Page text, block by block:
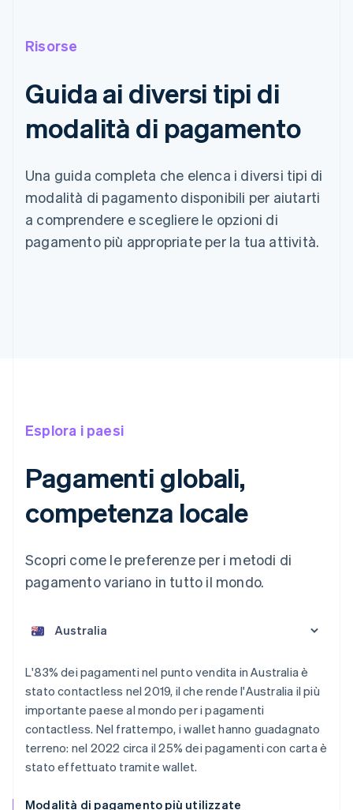
Risorse
Guida ai diversi tipi di
modalità di pagamento
Una guida completa che elenca i diversi tipi di
modalità di pagamento disponibili per aiutarti
a comprendere e scegliere le opzioni di
pagamento più appropriate per la tua attività.
Esplora i paesi
Pagamenti globali,
competenza locale
Scopri come le preferenze per i metodi di
pagamento variano in tutto il mondo.
L'83% dei pagamenti nel punto vendita in Australia è
stato contactless nel 2019, il che rende l'Australia il più
importante paese al mondo per i pagamenti
contactless. Nel frattempo, i wallet hanno guadagnato
terreno: nel 2022 circa il 25% dei pagamenti con carta è
stato effettuato tramite wallet.
Modalità di pagamento più utilizzate
Australia
English
Austria
DeutschEnglish
Belgio
English
Brasile
Bulgaria